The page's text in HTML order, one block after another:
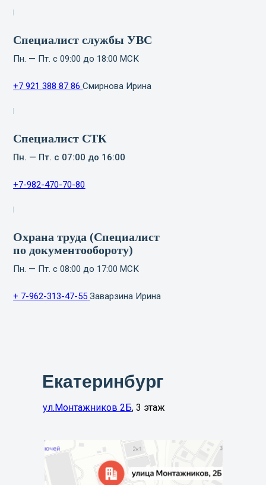
Специалист службы УВС
Пн. — Пт. с 09:00 до 18:00 МСК
+7 921 388 87 86Смирнова Ирина
Специалист СТК
Пн. — Пт. с 07:00 до 16:00
+7-982-470-70-80
Охрана труда (Специалист
по документообороту)
Пн. — Пт. с 08:00 до 17:00 МСК
+ 7-962-313-47-55 Заварзина Ирина
Екатеринбург
ул.Монтажников 2Б, 3 этаж